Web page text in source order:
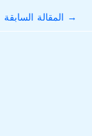
→ المقالة السابقة